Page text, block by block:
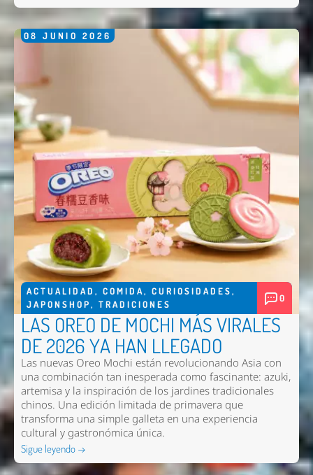
08 JUNIO 2026
ACTUALIDAD , COMIDA, CURIOSIDADES,
JAPONSHOP, TRADICIONES
0
LAS OREO DE MOCHI MÁS VIRALES
DE 2026 YA HAN LLEGADO
Las nuevas Oreo Mochi están revolucionando Asia con
una combinación tan inesperada como fascinante: azuki,
artemisa y la inspiración de los jardines tradicionales
chinos. Una edición limitada de primavera que
transforma una simple galleta en una experiencia
cultural y gastronómica única.
Sigue leyendo →